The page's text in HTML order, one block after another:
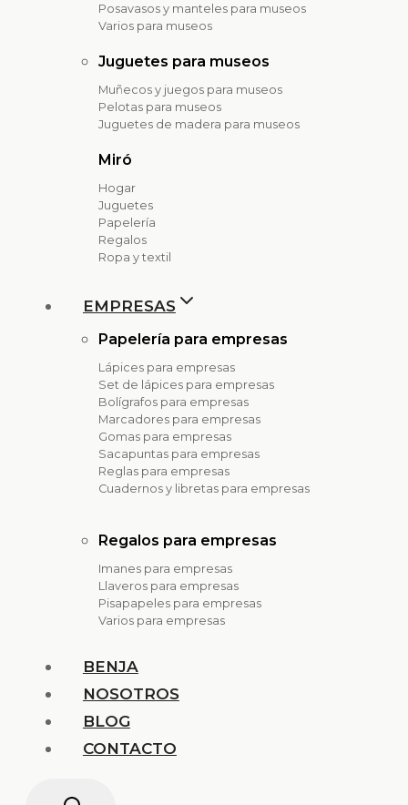
Posavasos y manteles para museos
Varios para museos
Juguetes para museos
Muñecos y juegos para museos
Pelotas para museos
Juguetes de madera para museos
Miró
Hogar
Juguetes
Papelería
Regalos
Ropa y textil
EMPRESAS
Papelería para empresas
Lápices para empresas
Set de lápices para empresas
Bolígrafos para empresas
Marcadores para empresas
Gomas para empresas
Sacapuntas para empresas
Reglas para empresas
Cuadernos y libretas para empresas
Regalos para empresas
Imanes para empresas
Llaveros para empresas
Pisapapeles para empresas
Varios para empresas
BENJA
NOSOTROS
BLOG
CONTACTO